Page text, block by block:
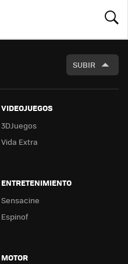
SUBIR
VIDEOJUEGOS
3DJuegos
Vida Extra
ENTRETENIMIENTO
Sensacine
Espinof
MOTOR